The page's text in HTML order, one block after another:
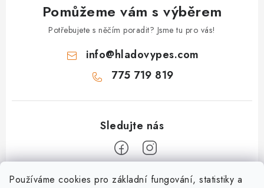
Používáme cookies pro základní fungování, statistiky a
Pomůžeme vám s výběrem
Potřebujete s něčím poradit? Jsme tu pro vás!
info@hladovypes.com
775 719 819